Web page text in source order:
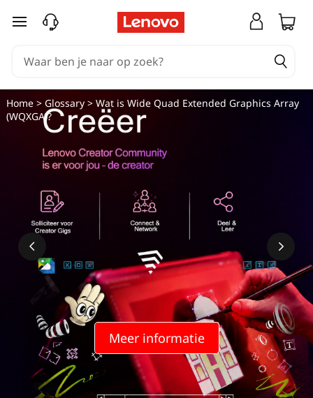
W
Ga naar de hoofdinhoud
Meer informatie
Home> Glossary> Wat is Wide Quad Extended Graphics Array
(WQXGA)?